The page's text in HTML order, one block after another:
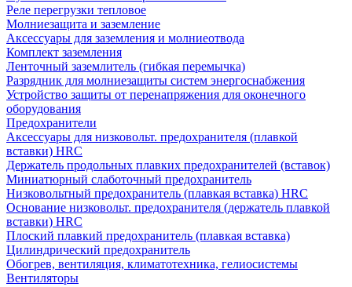
Реле перегрузки тепловое
Молниезащита и заземление
Аксессуары для заземления и молниеотвода
Комплект заземления
Ленточный заземлитель (гибкая перемычка)
Разрядник для молниезащиты систем энергоснабжения
Устройство защиты от перенапряжения для оконечного
оборудования
Предохранители
Аксессуары для низковольт. предохранителя (плавкой
вставки) HRC
Держатель продольных плавких предохранителей (вставок)
Миниатюрный слаботочный предохранитель
Низковольтный предохранитель (плавкая вставка) HRC
Основание низковольт. предохранителя (держатель плавкой
вставки) HRC
Плоский плавкий предохранитель (плавкая вставка)
Цилиндрический предохранитель
Обогрев, вентиляция, климатотехника, гелиосистемы
Вентиляторы